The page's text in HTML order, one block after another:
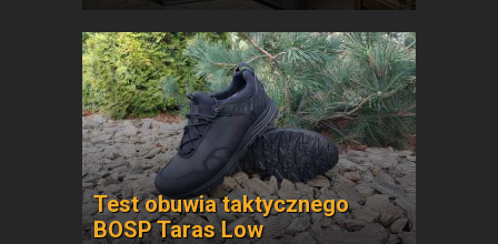
Test obuwia taktycznego
BOSP Taras Low